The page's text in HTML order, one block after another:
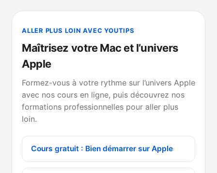
ALLER PLUS LOIN AVEC YOUTIPS
Maîtrisez votre Mac et l’univers
Apple
Formez-vous à votre rythme sur l’univers Apple
avec nos cours en ligne, puis découvrez nos
formations professionnelles pour aller plus
loin.
Cours gratuit : Bien démarrer sur Apple